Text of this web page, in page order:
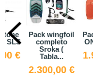
SLS
€
Pack wingfoil
completo
Sroka (
Tabla...
2.300,00 €